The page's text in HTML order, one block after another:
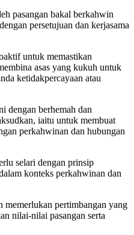
pasangan bakal berkahwin
persetujuan dan kerjasama
untuk memastikan
asas yang kukuh untuk
ketidakpercayaan atau
dengan berhemah dan
iaitu untuk membuat
perkahwinan dan hubungan
selari dengan prinsip
konteks perkahwinan dan
memerlukan pertimbangan yang
nilai-nilai pasangan serta